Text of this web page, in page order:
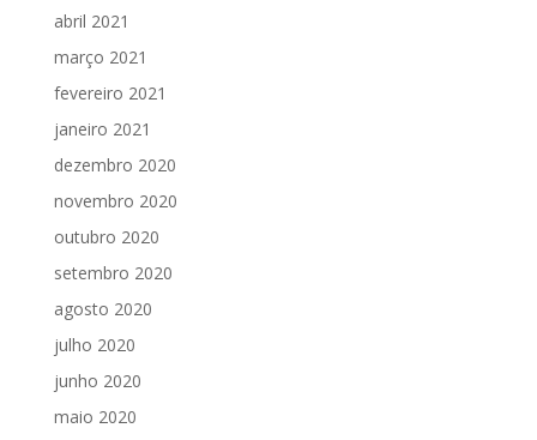
abril 2021
março 2021
fevereiro 2021
janeiro 2021
dezembro 2020
novembro 2020
outubro 2020
setembro 2020
agosto 2020
julho 2020
junho 2020
maio 2020